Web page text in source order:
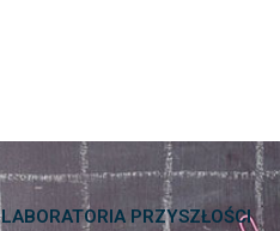
LABORATORIA PRZYSZŁOŚCI